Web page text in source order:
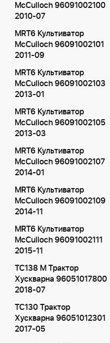
McCulloch 96091002100
2010-07
MRT6 Культиватор
McCulloch 96091002101
2011-09
MRT6 Культиватор
McCulloch 96091002103
2013-01
MRT6 Культиватор
McCulloch 96091002105
2013-03
MRT6 Культиватор
McCulloch 96091002107
2014-01
MRT6 Культиватор
McCulloch 96091002109
2014-11
MRT6 Культиватор
McCulloch 96091002111
2015-11
TC138 M Трактор
Хускварна 96051017800
2018-07
TC130 Трактор
Хускварна 96051012301
2017-05